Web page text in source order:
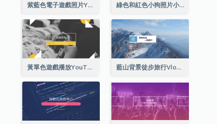
紫藍色電子遊戲照片YouTube頻道圖片 綠色和紅色小狗照片小狗影音網誌 YouTube頻道圖片
黃單色遊戲播放YouTube頻道圖片 藍山背景徒步旅行Vlog YouTube頻道圖片